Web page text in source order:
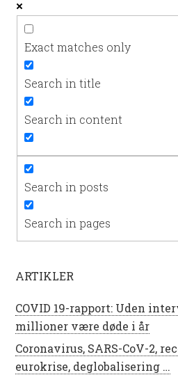
Exact matches only
Search in title
Search in content
Search in posts
Search in pages
ARTIKLER
COVID 19-rapport: Uden
millioner være døde i år
Coronavirus, SARS-CoV-2,
eurokrise, deglobalisering …